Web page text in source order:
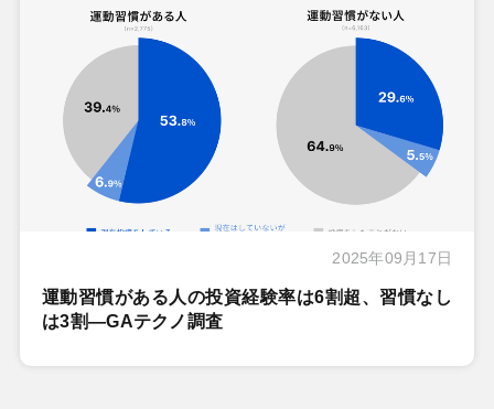
2025年09月17日
運動習慣がある人の投資経験率は6割超、習慣なし
は3割―GAテクノ調査